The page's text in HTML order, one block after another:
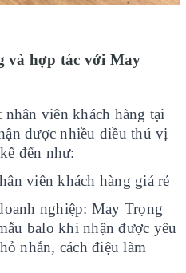
và hợp tác với May
nhân viên khách hàng tại
được nhiều điều thú vị
đến như:
viên khách hàng giá rẻ
nghiệp: May Trọng
balo khi nhận được yêu
nhắn, cách điệu làm